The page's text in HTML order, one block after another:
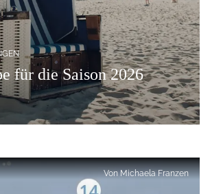
für die Saison 2026
VonMichaela Franzen